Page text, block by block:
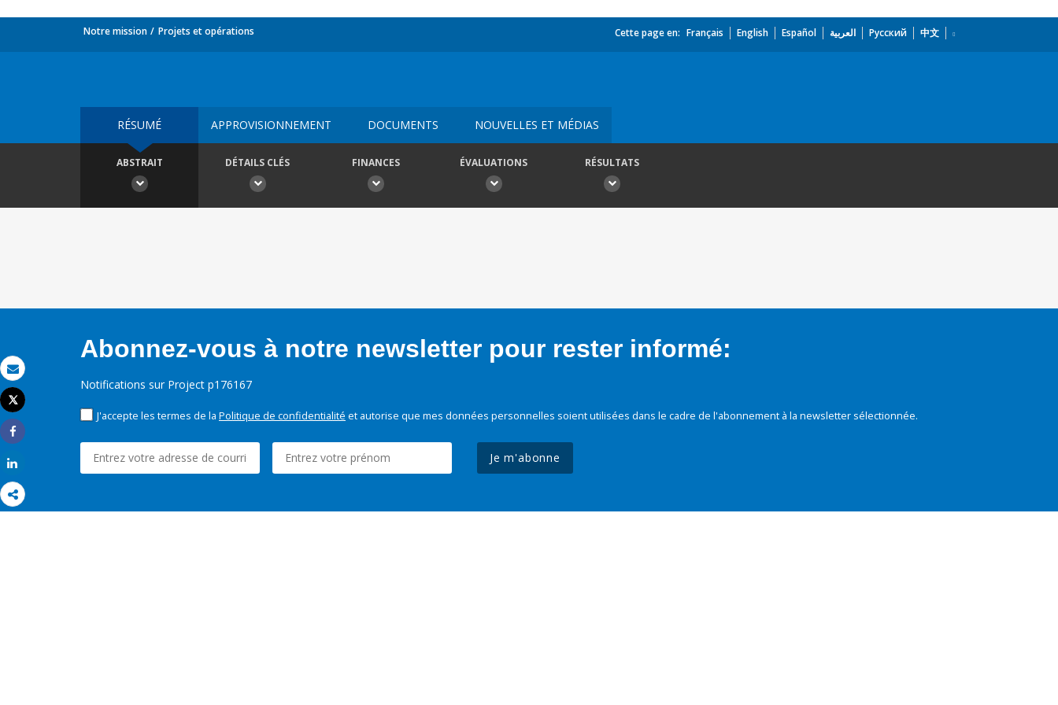
Email
Imprimer
Tweet
Share
Notre mission Projets et opérations Cette page en: Français English Español العربية Русский 中文
RÉSUMÉ APPROVISIONNEMENT DOCUMENTS NOUVELLES ET MÉDIAS
ABSTRAIT DÉTAILS CLÉS FINANCES ÉVALUATIONS RÉSULTATS
Abonnez-vous à notre newsletter pour rester informé:
Notifications sur Project p176167
J'accepte les termes de la Politique de confidentialité et autorise que mes données personnelles soient utilisées dans le cadre de l'abonnement à la newsletter sélectionnée.
Je m'abonne